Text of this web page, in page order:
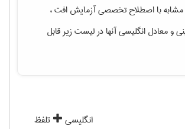
مشابه با اصطلاح تخصصیآزمایش افت ،
و معادل انگلیسی آنها در لیست زیر قابل
انگلیسی
تلفظ